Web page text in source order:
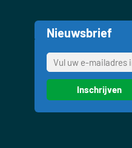
Nieuwsbrief